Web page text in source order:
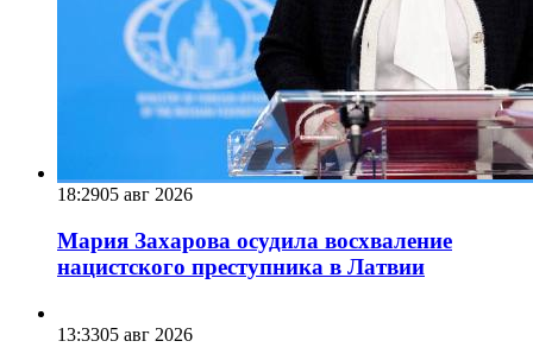
18:2905 авг 2026
Мария Захарова осудила восхваление
нацистского преступника в Латвии
13:3305 авг 2026